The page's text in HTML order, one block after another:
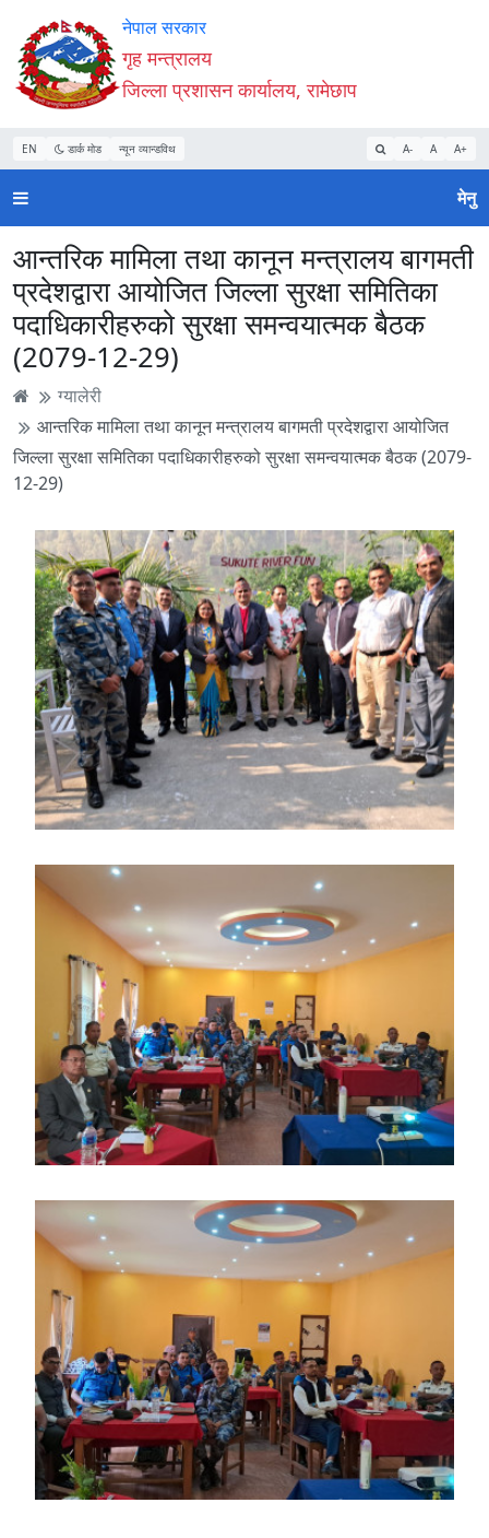
Accessibility
Mode
सुरु
गर्नुहोस्
सामाग्री
पढ्नुहाेस्
नेभिगेसन
पढ्नुहाेस्
वेबसाइट
खोजमा
जानुहोस्
नेपाल सरकार
गृह मन्त्रालय
जिल्ला प्रशासन कार्यालय, रामेछाप
EN डार्क मोड न्यून व्यान्डविथ A- A A+
मेनु
आन्तरिक मामिला तथा कानून मन्त्रालय बागमती
प्रदेशद्वारा आयोजित जिल्ला सुरक्षा समितिका
पदाधिकारीहरुको सुरक्षा समन्वयात्मक बैठक
(2079-12-29)
ग्यालेरी
आन्तरिक मामिला तथा कानून मन्त्रालय बागमती प्रदेशद्वारा आयोजित
जिल्ला सुरक्षा समितिका पदाधिकारीहरुको सुरक्षा समन्वयात्मक बैठक (2079-
12-29)